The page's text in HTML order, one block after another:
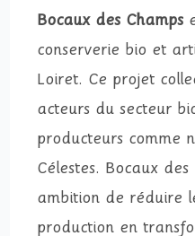
Bocaux des Champs
conserverie bio et
Loiret. Ce projet
acteurs du secteur
producteurs comme
Célestes. Bocaux
ambition de réduire
production en